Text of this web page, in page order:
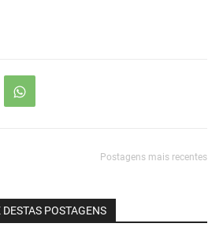
Postagens mais recentes
POSTAGENS